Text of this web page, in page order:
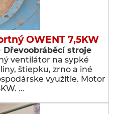
OWENT 7,5KW
Dřevoobráběcí stroje
ventilátor na sypké
štiepku, zrno a iné
využitie. Motor
…